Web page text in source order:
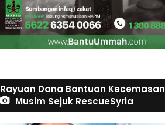
Rayuan Dana Bantuan Kecemasan
Musim Sejuk RescueSyria